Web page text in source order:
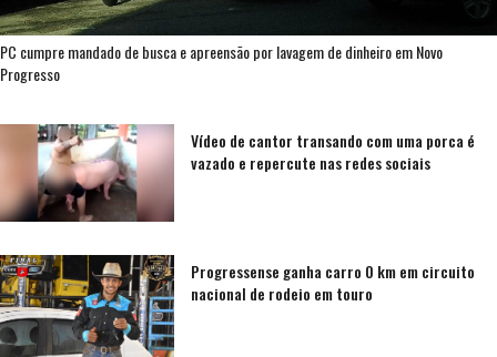
PC cumpre mandado de busca e apreensão por lavagem de dinheiro em Novo
Progresso
Vídeo de cantor transando com uma porca é
vazado e repercute nas redes sociais
Progressense ganha carro 0 km em circuito
nacional de rodeio em touro